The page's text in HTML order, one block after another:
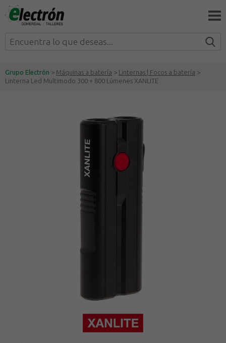
Grupo Electrón > Máquinas a batería > Linternas | Focos a batería >
Linterna Led Multimodo 300 + 800 Lúmenes XANLITE